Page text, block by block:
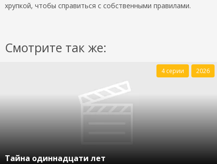
хрупкой, чтобы справиться с собственными правилами.
Смотрите так же:
Тайна одиннадцати лет
4 серии 2026